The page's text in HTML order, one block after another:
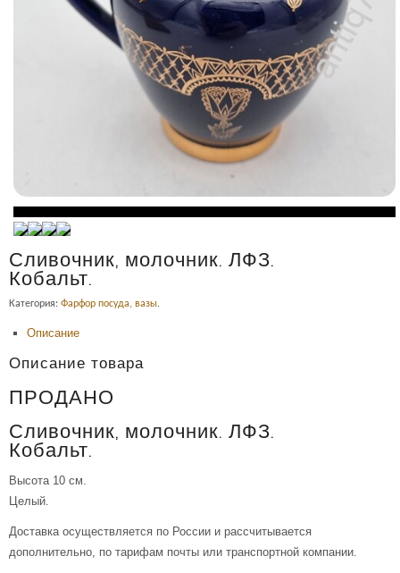
Сливочник, молочник. ЛФЗ.
Кобальт.
Категория: Фарфор посуда, вазы.
Описание
Описание товара
ПРОДАНО
Сливочник, молочник. ЛФЗ.
Кобальт.
Высота 10 см.
Целый.
Доставка осуществляется по России и рассчитывается
дополнительно, по тарифам почты или транспортной компании.